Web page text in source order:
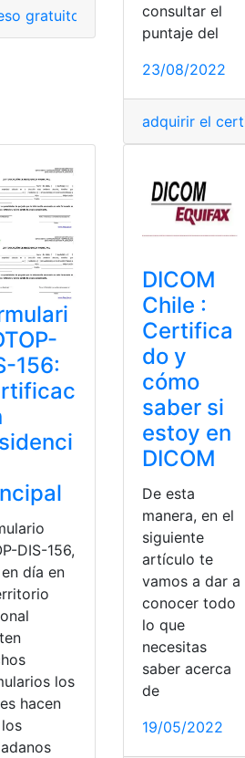
gratuito adquirir el certificado
consultar el
puntaje del
23/08/2022
adquirir el
antecedentes laborales ,
156:
DIS-156,
día en
los
hacen
DICOM
Chile :
Certifica
do y
cómo
saber si
estoy en
DICOM
De esta
manera, en el
siguiente
artículo te
vamos a dar a
conocer todo
lo que
necesitas
saber acerca
de
19/05/2022